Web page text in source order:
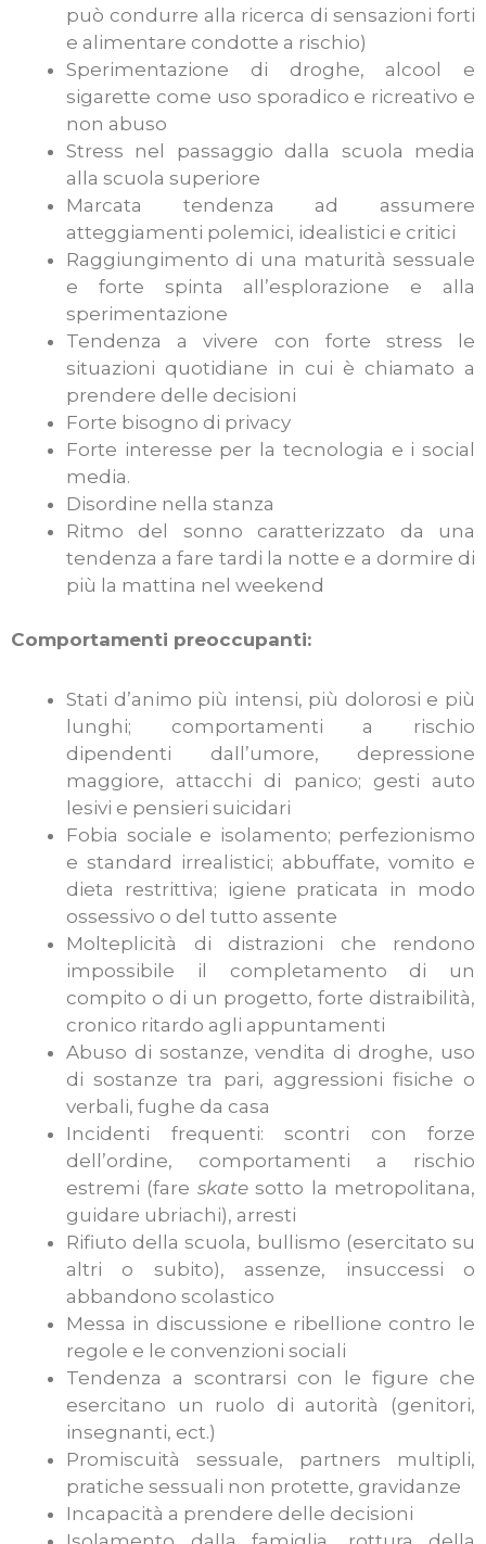
può condurre alla ricerca di sensazioni forti
e alimentare condotte a rischio)
Sperimentazione di droghe, alcool e
sigarette come uso sporadico e ricreativo e
non abuso
Stress nel passaggio dalla scuola media
alla scuola superiore
Marcata tendenza ad assumere
atteggiamenti polemici, idealistici e critici
Raggiungimento di una maturità sessuale
e forte spinta all’esplorazione e alla
sperimentazione
Tendenza a vivere con forte stress le
situazioni quotidiane in cui è chiamato a
prendere delle decisioni
Forte bisogno di privacy
Forte interesse per la tecnologia e i social
media.
Disordine nella stanza
Ritmo del sonno caratterizzato da una
tendenza a fare tardi la notte e a dormire di
più la mattina nel weekend
Comportamenti preoccupanti:
Stati d’animo più intensi, più dolorosi e più
lunghi; comportamenti a rischio
dipendenti dall’umore, depressione
maggiore, attacchi di panico; gesti auto
lesivi e pensieri suicidari
Fobia sociale e isolamento; perfezionismo
e standard irrealistici; abbuffate, vomito e
dieta restrittiva; igiene praticata in modo
ossessivo o del tutto assente
Molteplicità di distrazioni che rendono
impossibile il completamento di un
compito o di un progetto, forte distraibilità,
cronico ritardo agli appuntamenti
Abuso di sostanze, vendita di droghe, uso
di sostanze tra pari, aggressioni fisiche o
verbali, fughe da casa
Incidenti frequenti: scontri con forze
dell’ordine, comportamenti a rischio
estremi (fare skatesotto la metropolitana,
guidare ubriachi), arresti
Rifiuto della scuola, bullismo (esercitato su
altri o subito), assenze, insuccessi o
abbandono scolastico
Messa in discussione e ribellione contro le
regole e le convenzioni sociali
Tendenza a scontrarsi con le figure che
esercitano un ruolo di autorità (genitori,
insegnanti, ect.)
Promiscuità sessuale, partners multipli,
pratiche sessuali non protette, gravidanze
Incapacità a prendere delle decisioni